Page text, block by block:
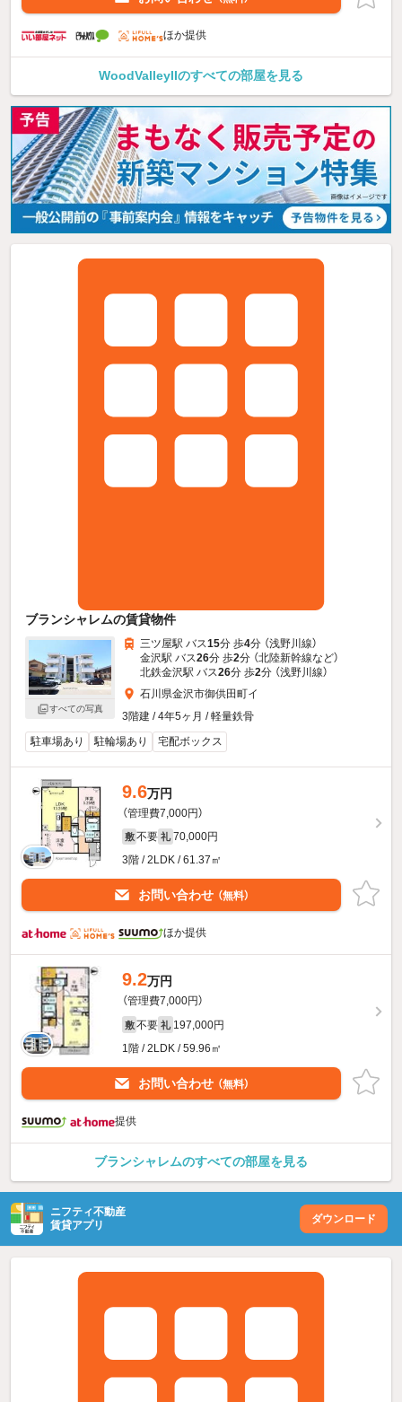
ほか提供
WoodValleyIIのすべての部屋を見る
ブランシャレムの賃貸物件
すべての写真
三ツ屋駅 バス15分 歩4分 （浅野川線）
金沢駅 バス26分 歩2分 （北陸新幹線など）
北鉄金沢駅 バス26分 歩2分 （浅野川線）
石川県金沢市御供田町イ
3階建 / 4年5ヶ月 / 軽量鉄骨
駐車場あり
駐輪場あり 宅配ボックス
9.6万円
（管理費7,000円）
敷 不要 礼 70,000円
3階 / 2LDK / 61.37㎡
お問い合わせ （無料）
ほか提供
9.2万円
（管理費7,000円）
敷 不要 礼 197,000円
1階 / 2LDK / 59.96㎡
お問い合わせ （無料）
提供
ブランシャレムのすべての部屋を見る
ニフティ不動産
賃貸アプリ
ダウンロード